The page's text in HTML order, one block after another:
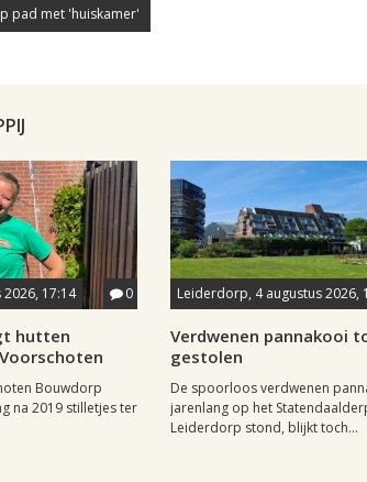
pad met 'huiskamer'
17:14 0
hutten
Bouwdorp
na 2019 stilletjes ter
Leiderdorp, 4 augustus 2026,
Verdwenen pannakooi
gestolen
De spoorloos verdwenen
jarenlang op het
Leiderdorp stond, blijkt toch...